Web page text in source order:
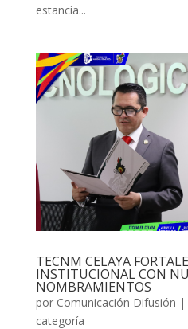
estancia...
TECNM CELAYA
INSTITUCIONAL CON
NOMBRAMIENTOS
por Comunicación Difusión |
categoría